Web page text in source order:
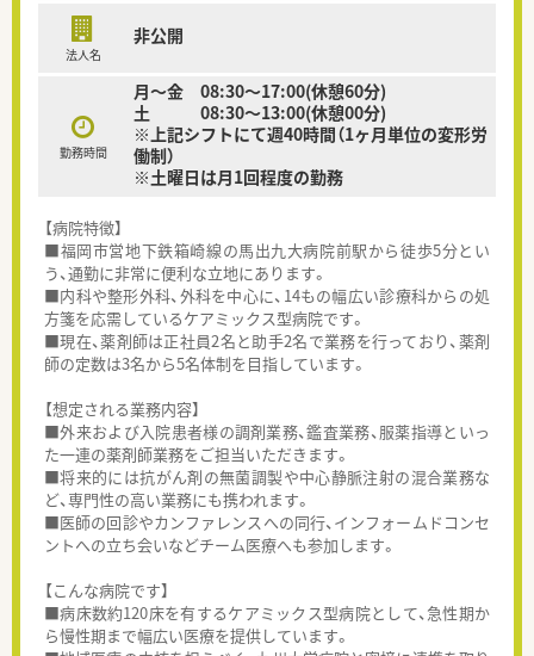
法人名
非公開
勤務時間
月～金 08:30～17:00(休憩60分)
土 08:30～13:00(休憩00分)
※上記シフトにて週40時間（1ヶ月単位の変形労
働制）
※土曜日は月1回程度の勤務
【病院特徴】
■福岡市営地下鉄箱崎線の馬出九大病院前駅から徒歩5分とい
う、通勤に非常に便利な立地にあります。
■内科や整形外科、外科を中心に、14もの幅広い診療科からの処
方箋を応需しているケアミックス型病院です。
■現在、薬剤師は正社員2名と助手2名で業務を行っており、薬剤
師の定数は3名から5名体制を目指しています。
【想定される業務内容】
■外来および入院患者様の調剤業務、鑑査業務、服薬指導といっ
た一連の薬剤師業務をご担当いただきます。
■将来的には抗がん剤の無菌調製や中心静脈注射の混合業務な
ど、専門性の高い業務にも携われます。
■医師の回診やカンファレンスへの同行、インフォームドコンセ
ントへの立ち会いなどチーム医療へも参加します。
【こんな病院です】
■病床数約120床を有するケアミックス型病院として、急性期か
ら慢性期まで幅広い医療を提供しています。